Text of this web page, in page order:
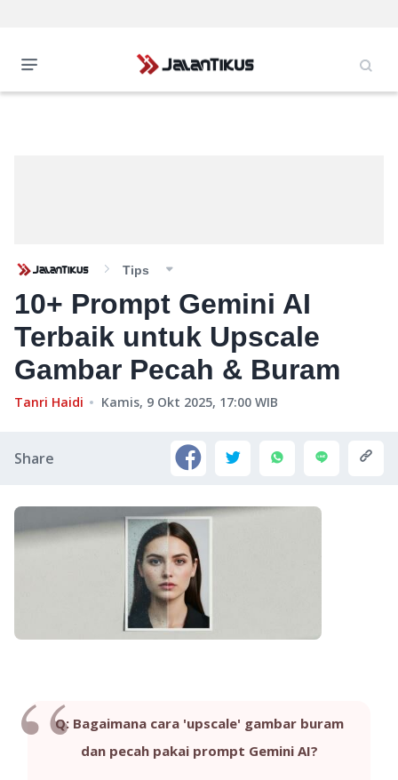
Tips
10+ Prompt Gemini AI
Terbaik untuk Upscale
Gambar Pecah & Buram
Tanri Haidi Kamis, 9 Okt 2025, 17:00 WIB
Share
Q: Bagaimana cara 'upscale' gambar buram
dan pecah pakai prompt Gemini AI?